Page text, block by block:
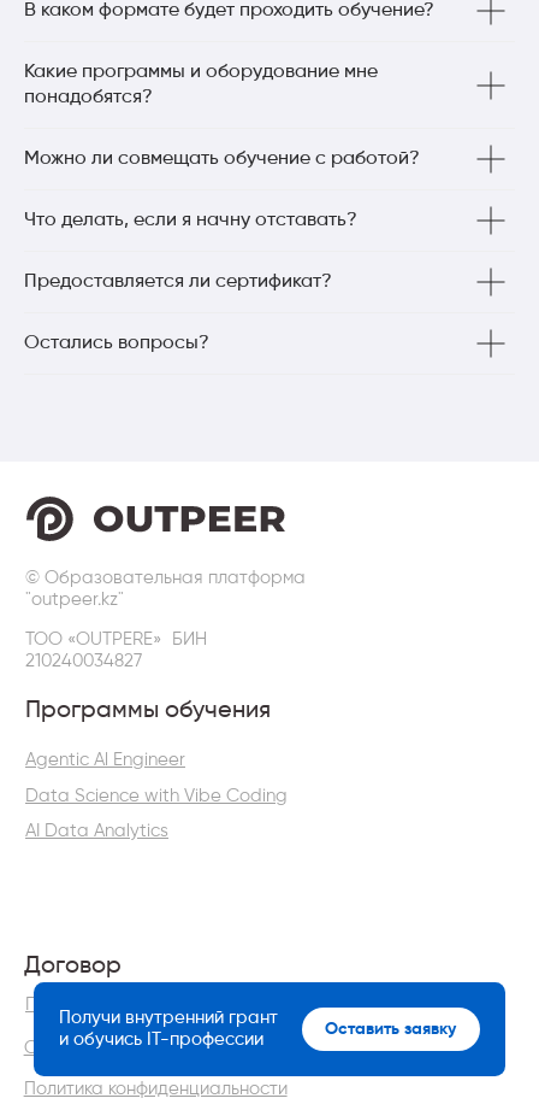
В каком формате будет проходить обучение?
Какие программы и оборудование мне
понадобятся?
Можно ли совмещать обучение с работой?
Что делать, если я начну отставать?
Предоставляется ли сертификат?
Остались вопросы?